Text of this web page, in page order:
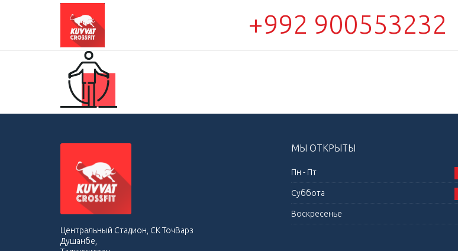
+992 900553232
Центральный Стадион, СК ТочВарз
Душанбе,
МЫ ОТКРЫТЫ
Пн - Пт
Суббота
Воскресенье